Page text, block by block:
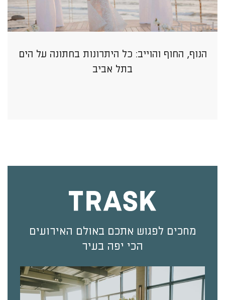
הנוף, החוף והוייב: כל היתרונות בחתונה על הים
בתל אביב
מחכים לפגוש אתכם באולם האירועים
הכי יפה בעיר